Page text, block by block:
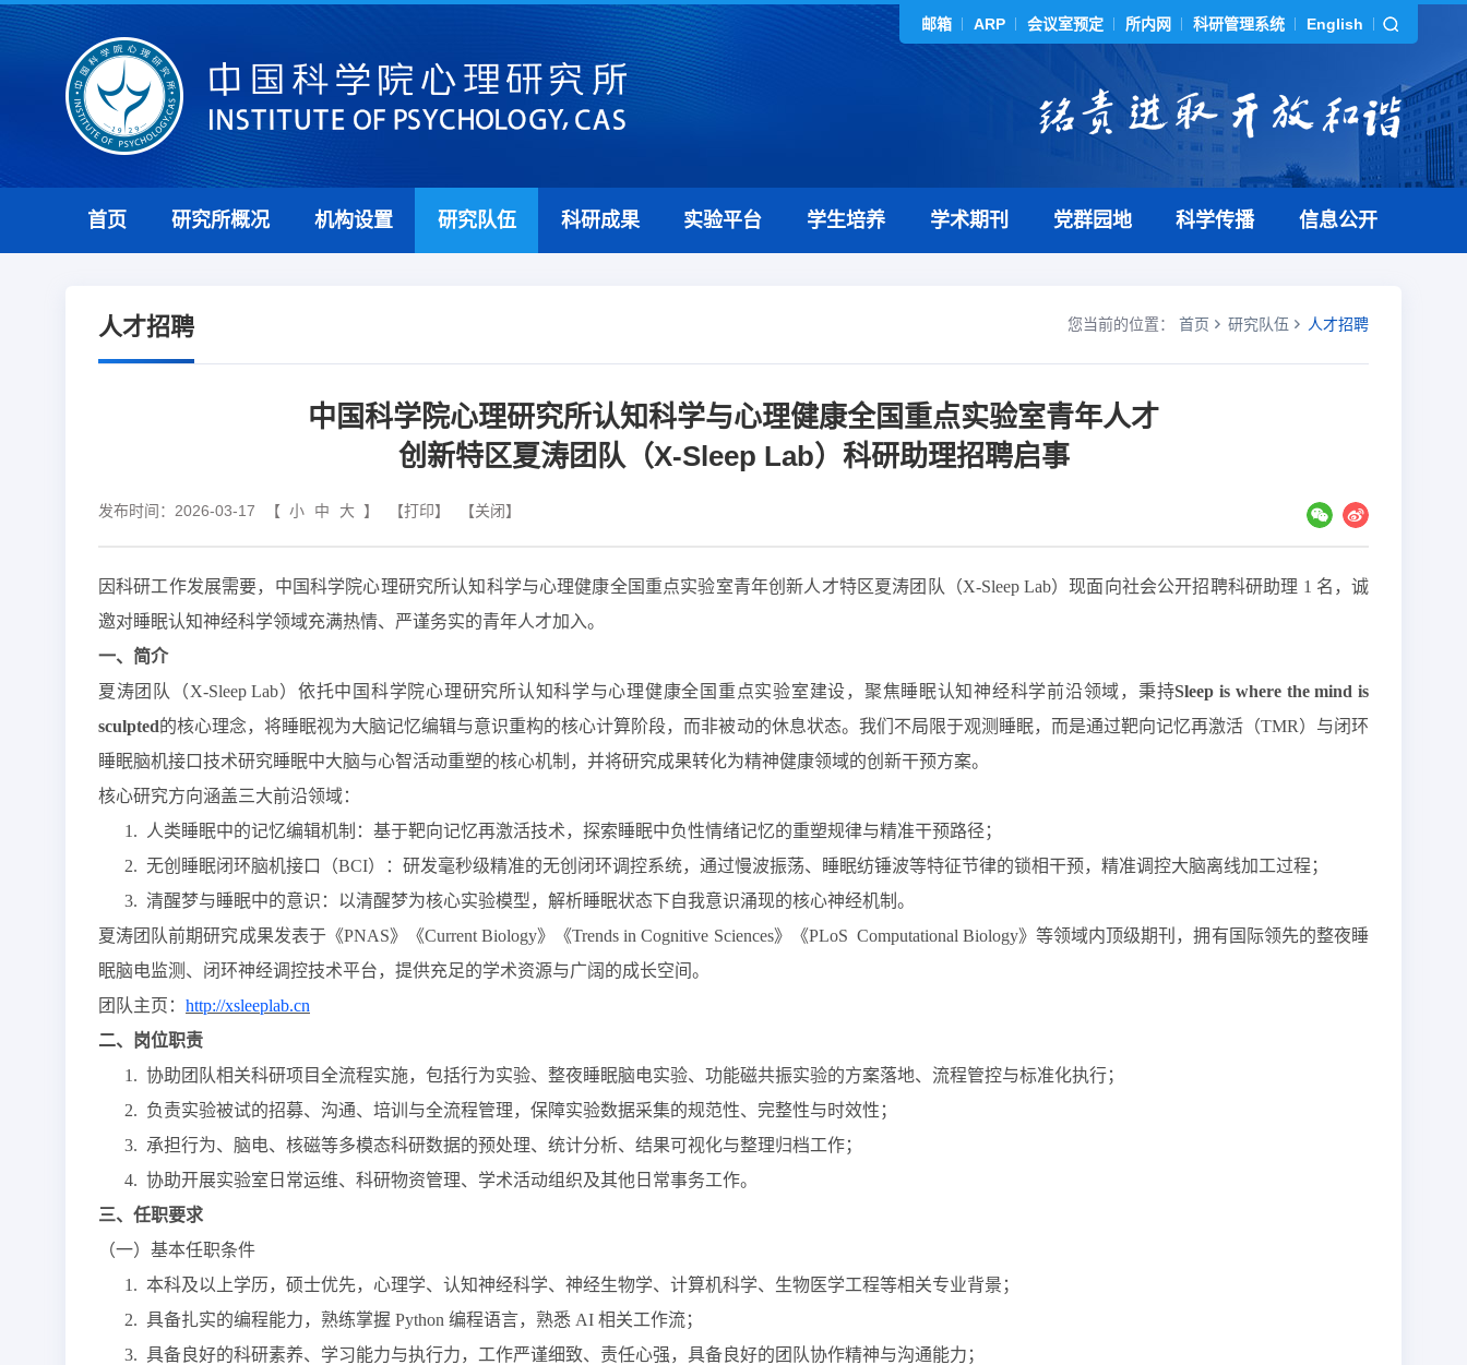
邮箱 ARP 会议室预定 所内网 科研管理系统 English
首页 研究所概况 机构设置 研究队伍 科研成果 实验平台 学生培养 学术期刊 党群园地 科学传播 信息公开
您当前的位置： 首页 研究队伍 人才招聘
人才招聘
中国科学院心理研究所认知科学与心理健康全国重点实验室青年人才
创新特区夏涛团队（X-Sleep Lab）科研助理招聘启事
发布时间：2026-03-17 【 小 中 大 】 【打印】 【关闭】
因科研工作发展需要，中国科学院心理研究所认知科学与心理健康全国重点实验室青年创新人才特区夏涛团队 （X-Sleep Lab）现面向社会公开招聘科研助理 1 名，诚
邀对睡眠认知神经科学领域充满热情、严谨务实的青年人才加入。
一、简介
夏涛团队 （X-Sleep Lab）依托中国科学院心理研究所认知科学与心理健康全国重点实验室建设，聚焦睡眠认知神经科学前沿领域，秉持Sleep is where the mind is
sculpted的核心理念，将睡眠视为大脑记忆编辑与意识重构的核心计算阶段，而非被动的休息状态。我们不局限于观测睡眠， 而是通过靶向记忆再激活（TMR）与闭环
睡眠脑机接口技术研究睡眠中大脑与心智活动重塑的核心机制，并将研究成果转化为精神健康领域的创新干预方案。
核心研究方向涵盖三大前沿领域：
1.
人类睡眠中的记忆编辑机制：基于靶向记忆再激活技术，探索睡眠中负性情绪记忆的重塑规律与精准干预路径；
2. 无创睡眠闭环脑机接口（BCI）：研发毫秒级精准的无创闭环调控系统，通过慢波振荡、睡眠纺锤波等特征节律的锁相干预，精准调控大脑离线加工过程；
3. 清醒梦与睡眠中的意识：以清醒梦为核心实验模型，解析睡眠状态下自我意识涌现的核心神经机制。
夏涛团队前期研究成果发表于《PNAS》 《Current Biology》 《Trends in Cognitive Sciences》 《PLoS Computational Biology》 等领域内顶级期刊，拥有国际领先的整夜睡
眠脑电监测、闭环神经调控技术平台，提供充足的学术资源与广阔的成长空间。
团队主页： http://xsleeplab.cn
二、岗位职责
1. 协助 团队相关科研项目全流程实施，包括行为实验、整夜睡眠脑电实验、功能磁共振实验的方案落地、流程管控与标准化执行；
2. 负责实验被试的招募、沟通、培训与全流程管理，保障实验数据采集的规范性、完整性与时效性；
3. 承担行为、脑电、核磁等多模态科研数据的预处理、统计分析、结果可视化与整理归档工作；
4. 协助开展实验室日常运维、科研物资管理、学术活动组织及其他日常事务工作。
三、任职要求
（一）基本任职条件
1. 本科及以上学历， 硕士优先，心理学、认知神经科学、神经生物学、计算机科学、生物医学工程等相关专业背景；
2. 具备扎实的编程能力，熟练掌握 Python 编程语言，熟悉 AI 相关工作流；
3. 具备良好的科研素养、学习能力与执行力，工作严谨细致、责任心强，具备良好的团队协作精神与沟通能力；